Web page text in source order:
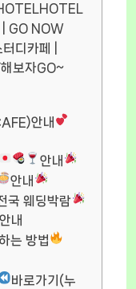
| GO NOW
디카페 |
보자GO~
안내
안내
안내
국 웨딩박람
내
는 방법
바로가기(누